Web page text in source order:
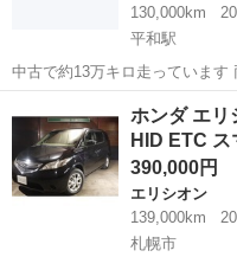
130,000km
平和駅
中古で約13万キロ走っています 両側パワースライドドアでカードキー
エンジンスターターDVDモニタ
検は切れてます ぶつけられたり擦られたりしてるので傷や凹みありま
す 中は禁煙車だった...
平和駅
ホンダ エ
HID ETC
390,000円
エリシオン
139,000km
札幌市